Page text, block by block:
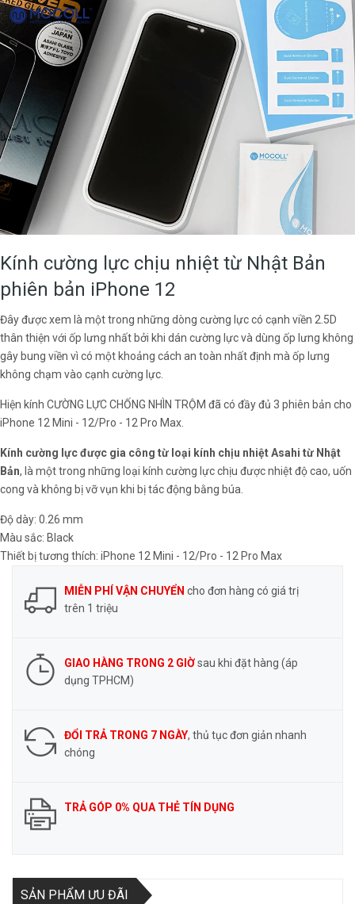
Kính cường lực chịu nhiệt từ Nhật Bản
phiên bản iPhone 12
Đây được xem là một trong những dòng cường lực có cạnh viền 2.5D
thân thiện với ốp lưng nhất bởi khi dán cường lực và dùng ốp lưng không
gây bung viền vì có một khoảng cách an toàn nhất định mà ốp lưng
không chạm vào cạnh cường lực.
Hiện kính CƯỜNG LỰC CHỐNG NHÌN TRỘM đã có đầy đủ 3 phiên bản cho
iPhone 12 Mini - 12/Pro - 12 Pro Max.
Kính cường lực được gia công từ loại kính chịu nhiệt Asahi từ Nhật
Bản, là một trong những loại kính cường lực chịu được nhiệt độ cao, uốn
cong và không bị vỡ vụn khi bị tác động bằng búa.
Độ dày: 0.26 mm
Màu sắc: Black
Thiết bị tương thích: iPhone 12 Mini - 12/Pro - 12 Pro Max
MIỄN PHÍ VẬN CHUYỂN cho đơn hàng có giá trị
trên 1 triệu
GIAO HÀNG TRONG 2 GIỜsau khi đặt hàng (áp
dụng TPHCM)
ĐỔI TRẢ TRONG 7 NGÀY, thủ tục đơn giản nhanh
chóng
TRẢ GÓP 0% QUA THẺ TÍN DỤNG
SẢN PHẨM ƯU ĐÃI